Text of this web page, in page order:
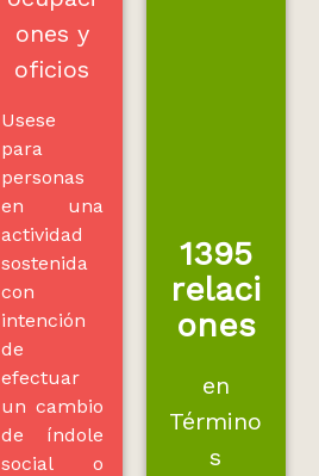
ones y
oficios
Usese
para
personas
en una
actividad
sostenida
con
intención
de
efectuar
un cambio
de índole
social o
1395
relaci
ones
en
Término
s